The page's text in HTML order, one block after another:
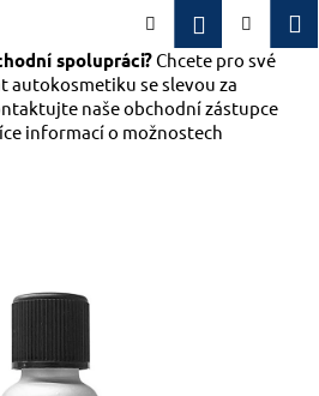
Hledat Přihlášení
Nákupní
košík
spolupráci?Chcete pro své
autokosmetiku se slevou za
naše obchodní zástupce
informací o možnostech